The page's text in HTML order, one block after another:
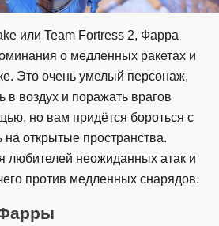
или Team Fortress 2, Фарра
о медленных ракетах и
Это очень умелый персонаж,
воздух и поражать врагов
но вам придётся бороться с
открытые пространства.
любителей неожиданных атак и
против медленных снарядов.